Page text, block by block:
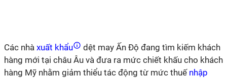
Các nhà xuất khẩu
dệt may Ấn Độ đang tìm kiếm khách
hàng mới tại châu Âu và đưa ra mức chiết khấu cho khách
hàng Mỹ nhằm giảm thiểu tác động từ mức thuếnhập